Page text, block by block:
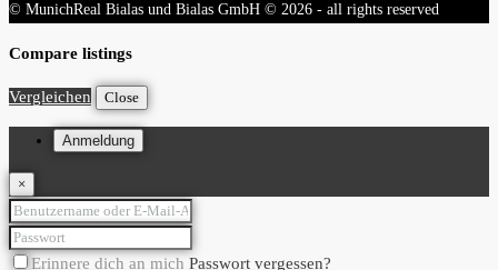
© MunichReal Bialas und Bialas GmbH © 2026 - all rights reserved
Compare listings
Vergleichen Close
Anmeldung
×
Erinnere dich an mich Passwort vergessen?